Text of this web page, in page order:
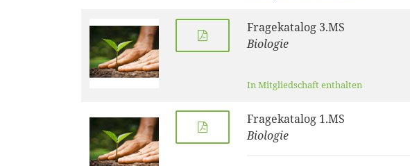
Fragekatalog 3.MS
Biologie
In Mitgliedschaft enthalten
Fragekatalog 1.MS
Biologie